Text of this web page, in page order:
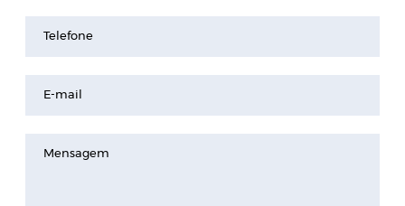
Telefone
E-mail
Mensagem